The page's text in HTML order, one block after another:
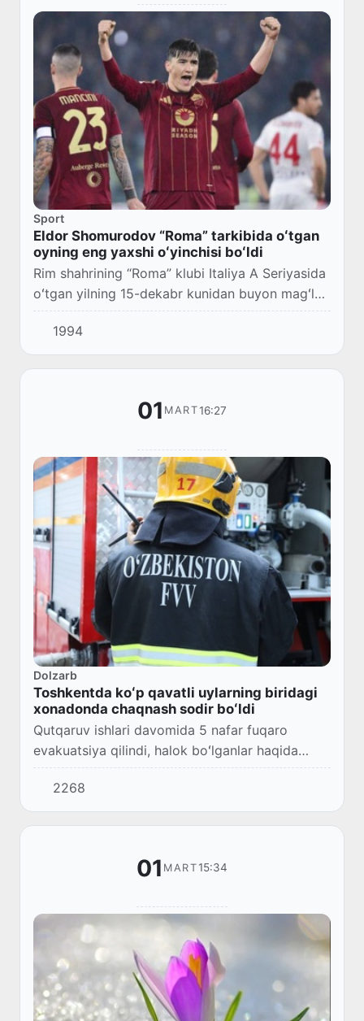
Sport
Eldor Shomurodov “Roma” tarkibida oʻtgan
oyning eng yaxshi oʻyinchisi boʻldi
Rim shahrining “Roma” klubi Italiya A Seriyasida
oʻtgan yilning 15-dekabr kunidan buyon magʻlub
boʻlmasdan kelmoqda. Klaudio Ranyeri
shogirdlarini taslim qilgan oxirgi jamoa “Komo”...
1994
01 MART16:27
Dolzarb
Toshkentda koʻp qavatli uylarning biridagi
xonadonda chaqnash sodir boʻldi
Qutqaruv ishlari davomida 5 nafar fuqaro
evakuatsiya qilindi, halok boʻlganlar haqida
maʼlumot yoʻq.
2268
01 MART15:34